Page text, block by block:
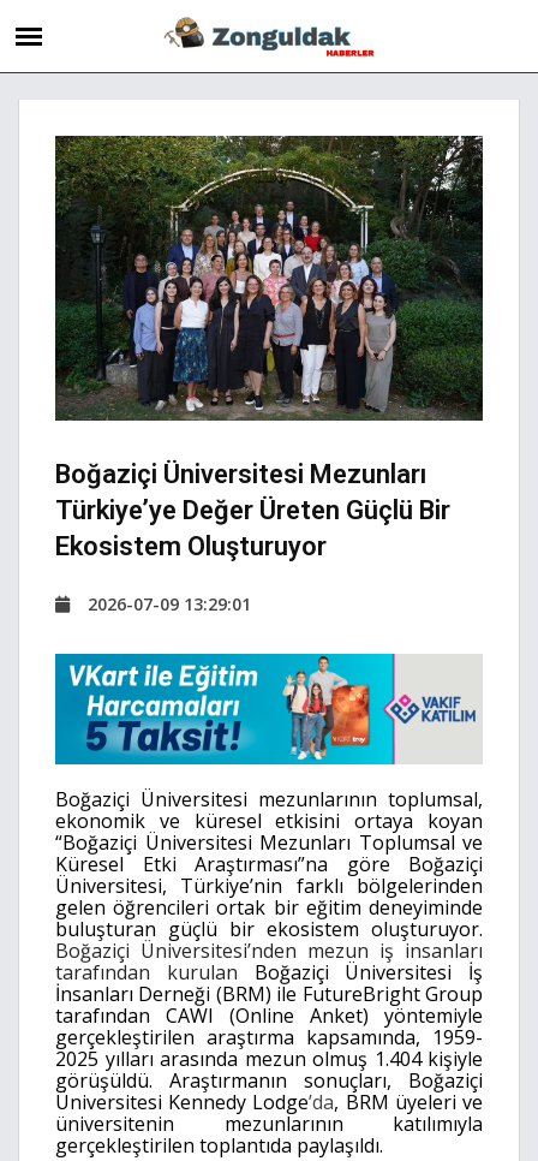
Boğaziçi Üniversitesi Mezunları
Türkiye’ye Değer Üreten Güçlü Bir
Ekosistem Oluşturuyor
2026-07-09 13:29:01
Boğaziçi Üniversitesi mezunlarının toplumsal,
ekonomik ve küresel etkisini ortaya koyan
“Boğaziçi Üniversitesi Mezunları Toplumsal ve
Küresel Etki Araştırması”na göre Boğaziçi
Üniversitesi, Türkiye’nin farklı bölgelerinden
gelen öğrencileri ortak bir eğitim deneyiminde
buluşturan güçlü bir ekosistem oluşturuyor.
Boğaziçi Üniversitesi’nden mezun iş insanları
tarafından kurulan Boğaziçi Üniversitesi İş
İnsanları Derneği (BRM) ile FutureBright Group
tarafından CAWI (Online Anket) yöntemiyle
gerçekleştirilen araştırma kapsamında, 1959-
2025 yılları arasında mezun olmuş 1.404 kişiyle
görüşüldü. Araştırmanın sonuçları, Boğaziçi
Üniversitesi Kennedy Lodge’da, BRM üyeleri ve
üniversitenin mezunlarının katılımıyla
gerçekleştirilen toplantıda paylaşıldı.